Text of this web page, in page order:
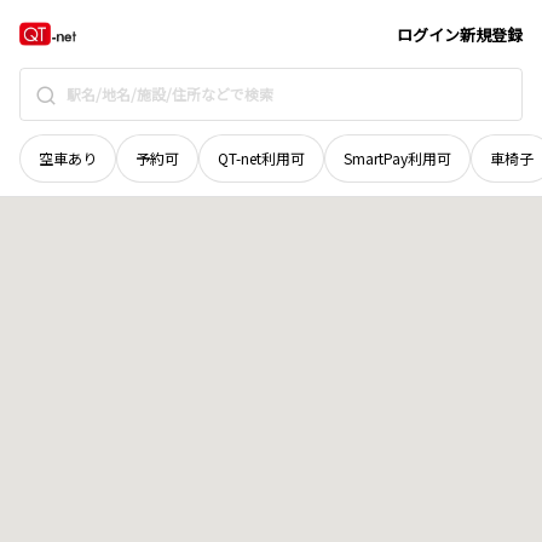
ログイン新規登録
空車あり 予約可 QT-net利用可 SmartPay利用可 車椅子
富山県